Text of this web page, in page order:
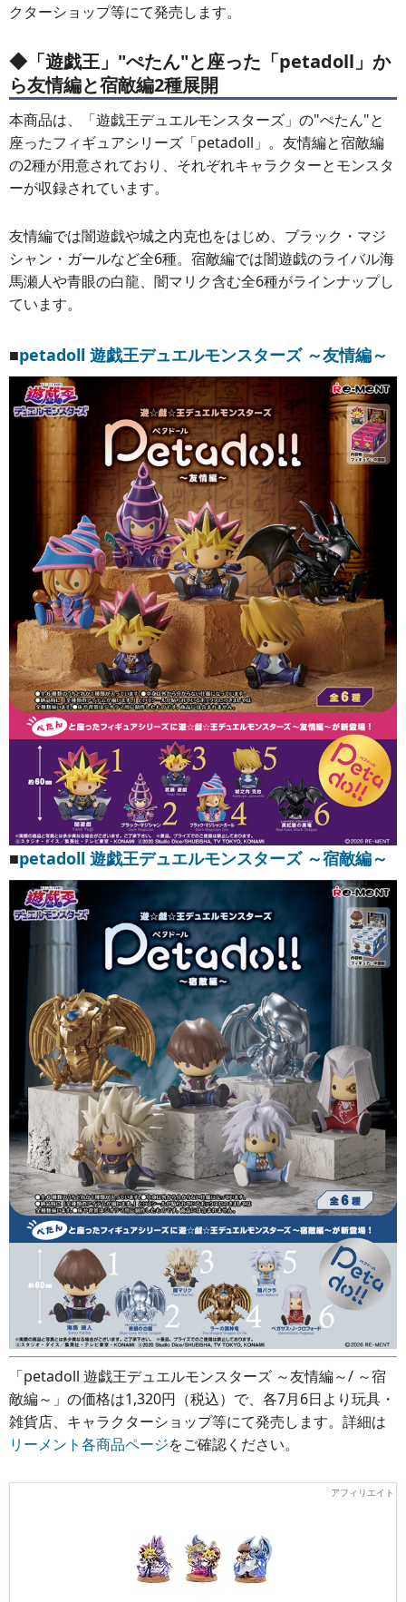
クターショップ等にて発売します。
◆「遊戯王」"ぺたん"と座った「petadoll」か
ら友情編と宿敵編2種展開
本商品は、「遊戯王デュエルモンスターズ」の"ぺたん"と
座ったフィギュアシリーズ「petadoll」。友情編と宿敵編
の2種が用意されており、それぞれキャラクターとモンスタ
ーが収録されています。
友情編では闇遊戯や城之内克也をはじめ、ブラック・マジ
シャン・ガールなど全6種。宿敵編では闇遊戯のライバル海
馬瀬人や青眼の白龍、闇マリク含む全6種がラインナップし
ています。
■petadoll 遊戯王デュエルモンスターズ ～友情編～
■petadoll 遊戯王デュエルモンスターズ ～宿敵編～
「petadoll 遊戯王デュエルモンスターズ ～友情編～/ ～宿
敵編～」の価格は1,320円（税込）で、各7月6日より玩具・
雑貨店、キャラクターショップ等にて発売します。詳細は
リーメント各商品ページをご確認ください。